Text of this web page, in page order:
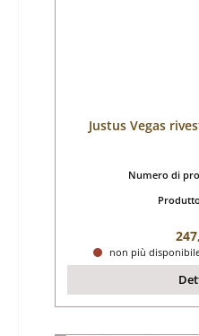
Justus Vegas
Numero di
non più